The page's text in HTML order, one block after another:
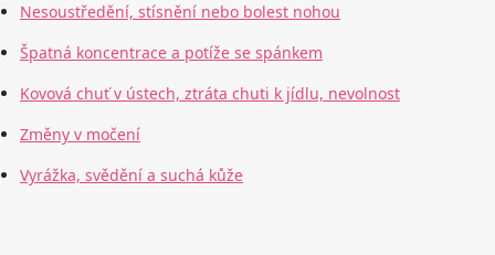
Nesoustředění, stísnění nebo bolest nohou
Špatná koncentrace a potíže se spánkem
Kovová chuť v ústech, ztráta chuti k jídlu, nevolnost
Změny v močení
Vyrážka, svědění a suchá kůže